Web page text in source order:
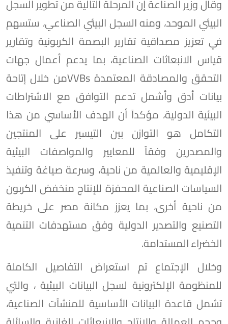
وقال وزير الصناعة إن المرحلة التالية من تطوير السجل
البيئي الموحد، ومنه السجل البيئي الصناعي، ستسهم
في تعزيز مصداقية تقارير البصمة الكربونية وتقارير
قياس الانبعاثات الصناعية، بما يدعم أعمال جهات
التحقق والمصادقة المعتمدة VVBsمن خلال إتاحة
بيانات أدق وأشمل تدعم التوافق مع الاشتراطات
البيئية الدولية، مؤكداَ أن الهدف الأساسي من هذا
التكامل هو التوازن بين التيسير على المنتجين
والمصدرين وفقاً للمعايير والمواصفات البيئية
الإقليمية والعالمية من ناحية، وسرعة صياغة وتنفيذ
السياسات الصناعية المحفزة للإنتاج منخفض الكربون
من ناحية أخرى، بما يعزز مكانة مصر على خريطة
التصنيع والتصدير الدولية وفق مستهدفات التنمية
الخضراء المستدامة.
وخلال الإجتماع تم استعراض التفاصيل الكاملة
للمنظومة الإلكترونية لسجل البيانات البيئية ، والتي
تشمل قاعدة البيانات الأساسية للمنشآت الصناعية،